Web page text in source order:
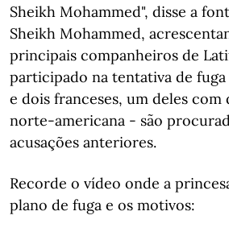
Sheikh Mohammed", disse a
Sheikh Mohammed,
principais companheiros de
participado na tentativa de
e dois franceses, um deles com
norte-americana - são
acusações anteriores.
Recorde o vídeo onde a
plano de fuga e os motivos: